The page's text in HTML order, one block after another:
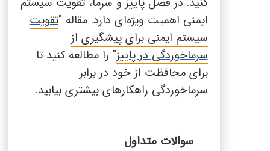
ایمنی اهمیت ویژه‌ای دارد. مقاله "تقویت
سیستم ایمنی برای پیشگیری از
سرماخوردگی در پاییز" را مطالعه کنید تا
برای محافظت از خود در برابر
سرماخوردگی راهکارهای بیشتری بیابید.
سوالات متداول